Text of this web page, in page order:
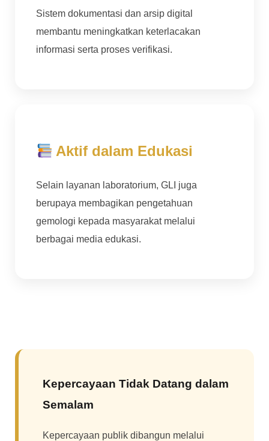
Sistem dokumentasi dan arsip digital
membantu meningkatkan keterlacakan
informasi serta proses verifikasi.
Aktif dalam Edukasi
Selain layanan laboratorium, GLI juga
berupaya membagikan pengetahuan
gemologi kepada masyarakat melalui
berbagai media edukasi.
Kepercayaan Tidak Datang dalam
Semalam
Kepercayaan publik dibangun melalui